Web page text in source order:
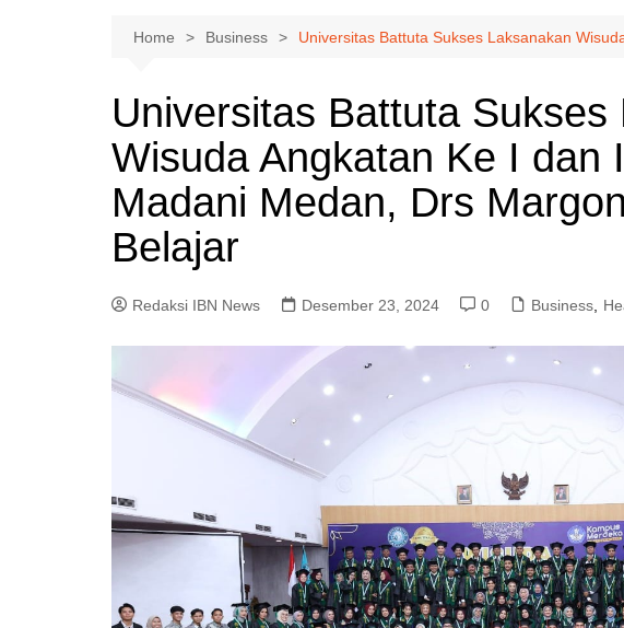
Home Business Universitas Battuta Sukses Laksanakan
Universitas Battuta Sukses
Wisuda Angkatan Ke I dan
Madani Medan, Drs
Belajar
Redaksi IBN News Desember 23, 2024 0 Business,